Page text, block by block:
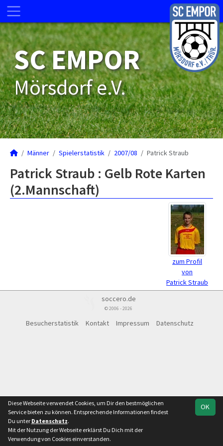
SC EMPOR
Mörsdorf e.V.
Männer Spielerstatistik 2007/08 Patrick Straub
Patrick Straub : Gelb Rote Karten
(2.Mannschaft)
zum Profil
von
Patrick Straub
soccero.de
© 2006 - 2026
Besucherstatistik Kontakt Impressum Datenschutz
OK
Diese Webseite verwendet Cookies, um Dir den bestmöglichen
Service bieten zu können. Entsprechende Informationen findest
Du unter Datenschutz.
Mit der Nutzung der Webseite erklärst Du Dich mit der
Verwendung von Cookies einverstanden.